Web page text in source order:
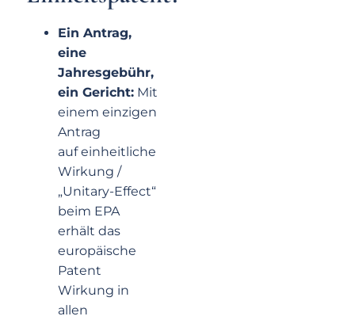
Ein Antrag,
eine
Jahresgebühr,
ein Gericht: Mit
einem einzigen
Antrag
auf einheitliche
Wirkung /
„Unitary-Effect“
beim EPA
erhält das
europäische
Patent
Wirkung in
allen